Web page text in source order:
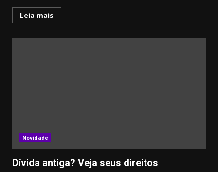
Leia mais
Novidade
Dívida antiga? Veja seus direitos
10.05k